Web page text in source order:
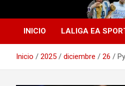
Agente
La nueva generación del
INICIO LALIGA EA
Inicio 2025 diciembre 26